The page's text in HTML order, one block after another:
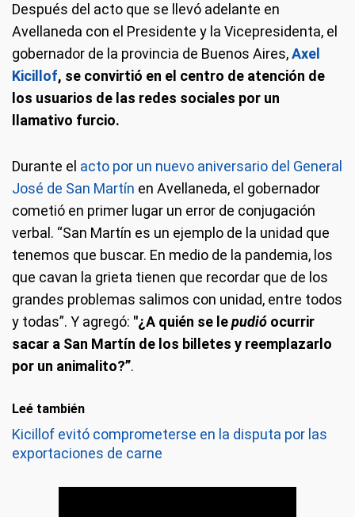
Después del acto que se llevó adelante en
Avellaneda con el Presidente y la Vicepresidenta, el
gobernador de la provincia de Buenos Aires,Axel
Kicillof, se convirtió en el centro de atención de
los usuarios de las redes sociales por un
llamativo furcio.
Durante el acto por un nuevo aniversario del General
José de San Martín en Avellaneda, el gobernador
cometió en primer lugar un error de conjugación
verbal. “San Martín es un ejemplo de la unidad que
tenemos que buscar. En medio de la pandemia, los
que cavan la grieta tienen que recordar que de los
grandes problemas salimos con unidad, entre todos
y todas”. Y agregó: "¿A quién se lepudió ocurrir
sacar a San Martín de los billetes y reemplazarlo
por un animalito?”.
Leé también
Kicillof evitó comprometerse en la disputa por las
exportaciones de carne